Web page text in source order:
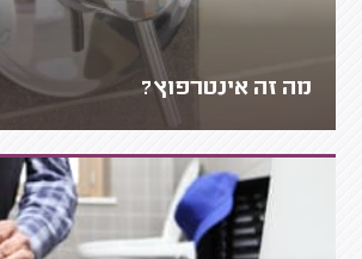
מה זה אינטרפוץ?